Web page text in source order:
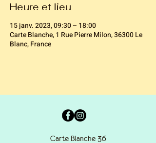
Heure et lieu
15 janv. 2023, 09:30 – 18:00
Carte Blanche, 1 Rue Pierre Milon, 36300 Le
Blanc, France
Carte Blanche 36